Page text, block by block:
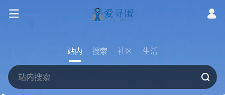
站内 搜索 社区 生活